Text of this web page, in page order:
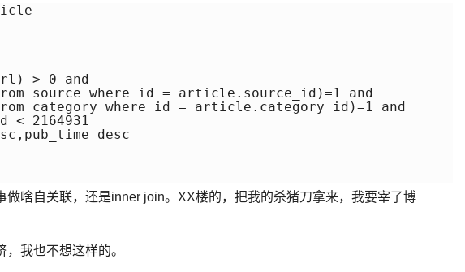
> 0 and
source where id = article.source_id)=1 and
category where id = article.category_id)=1 and
< 2164931
desc
做啥自关联，还是inner join。XX楼的，把我的杀猪刀拿来，我要宰了博
我也不想这样的。